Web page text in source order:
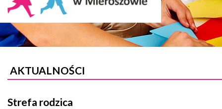
AKTUALNOŚCI
Strefa rodzica